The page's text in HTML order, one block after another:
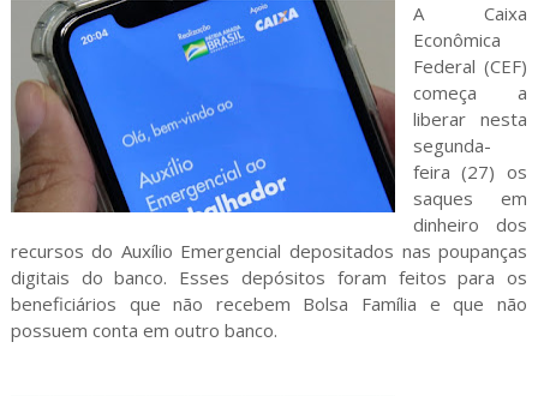
A Caixa
Econômica
Federal (CEF)
começa a
liberar nesta
segunda-
feira (27) os
saques em
dinheiro dos
recursos do Auxílio Emergencial depositados nas poupanças
digitais do banco. Esses depósitos foram feitos para os
beneficiários que não recebem Bolsa Família e que não
possuem conta em outro banco.